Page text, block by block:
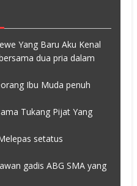
Yang Baru Aku Kenal
dua pria dalam
Ibu Muda penuh
Tukang Pijat Yang
setatus
gadis ABG SMA yang